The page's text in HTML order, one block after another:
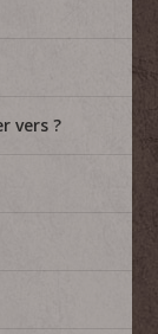
vers ?